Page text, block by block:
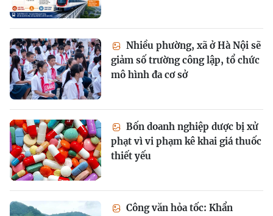
Nhiều phường, xã ở Hà Nội sẽ
giảm số trường công lập, tổ chức
mô hình đa cơ sở
Bốn doanh nghiệp dược bị xử
phạt vì vi phạm kê khai giá thuốc
thiết yếu
Công văn hỏa tốc: Khẩn